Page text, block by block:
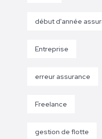
début d'année
Entreprise
erreur assurance
Freelance
gestion de flotte